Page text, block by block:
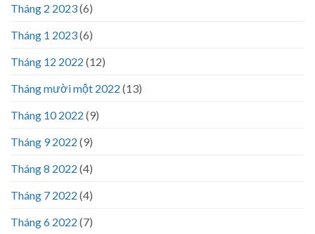
Tháng 2 2023(6)
Tháng 1 2023(6)
Tháng 12 2022 (12)
Tháng mười một 2022 (13)
Tháng 10 2022 (9)
Tháng 9 2022 (9)
Tháng 8 2022 (4)
Tháng 7 2022 (4)
Tháng 6 2022 (7)